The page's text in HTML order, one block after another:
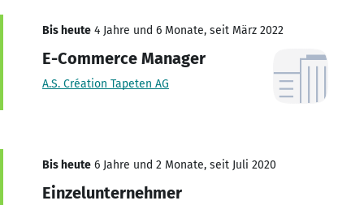
Bis heute 4 Jahre und 6 Monate, seit März 2022
E-Commerce Manager
A.S. Création Tapeten AG
Bis heute 6 Jahre und 2 Monate, seit Juli 2020
Einzelunternehmer